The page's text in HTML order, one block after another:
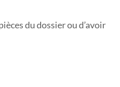
du dossier ou d’avoir